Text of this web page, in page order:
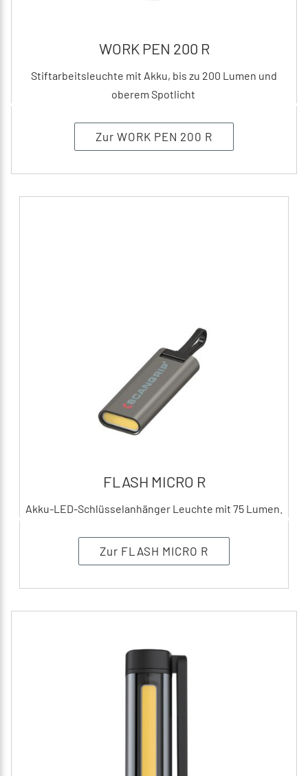
WORK PEN 200 R
Stiftarbeitsleuchte mit Akku, bis zu 200 Lumen und
oberem Spotlicht
Zur WORK PEN 200 R
FLASH MICRO R
Akku-LED-Schlüsselanhänger Leuchte mit 75 Lumen.
Zur FLASH MICRO R